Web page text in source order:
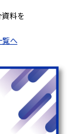
料を
覧へ